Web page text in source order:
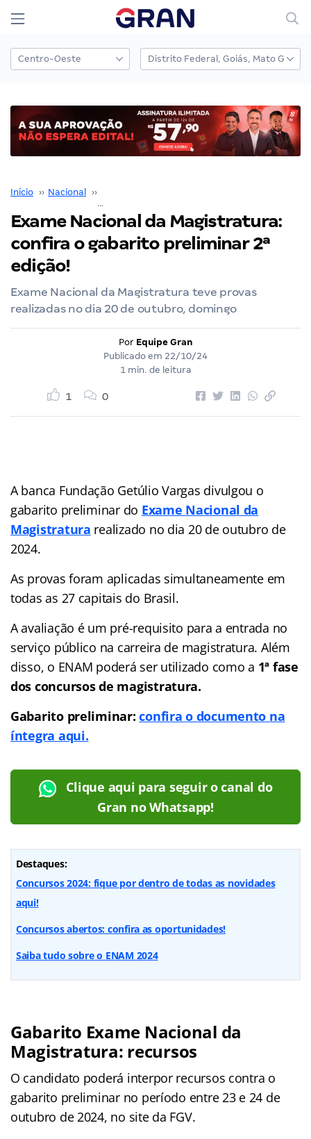
Início ›› Nacional ››
Exame Nacional da Magistratura:
confira o gabarito preliminar 2ª
edição!
Exame Nacional da Magistratura teve provas
realizadas no dia 20 de outubro, domingo
Por Equipe Gran
Publicado em 22/10/24
1 min. de leitura
1 0
A banca Fundação Getúlio Vargas divulgou o
gabarito preliminar do Exame Nacional da
Magistratura realizado no dia 20 de outubro de
2024.
As provas foram aplicadas simultaneamente em
todas as 27 capitais do Brasil.
A avaliação é um pré-requisito para a entrada no
serviço público na carreira de magistratura. Além
disso, o ENAM poderá ser utilizado como a 1ª fase
dos concursos de magistratura.
Gabarito preliminar:confira o documento na
íntegra aqui.
Clique aqui para seguir o canal do
Gran no Whatsapp!
Destaques:
Concursos 2024: fique por dentro de todas as novidades
aqui!
Concursos abertos: confira as oportunidades!
Saiba tudo sobre o ENAM 2024
Gabarito Exame Nacional da
Magistratura: recursos
O candidato poderá interpor recursos contra o
gabarito preliminar no período entre 23 e 24 de
outubro de 2024, no site da FGV.